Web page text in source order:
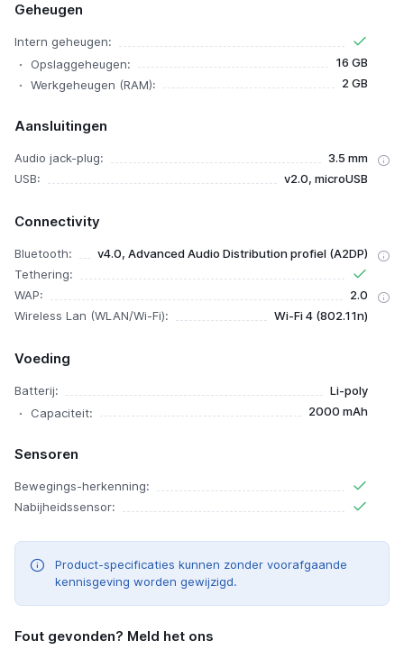
Geheugen
Intern geheugen:
Opslaggeheugen:
16 GB
Werkgeheugen (RAM):
2 GB
Aansluitingen
Audio jack-plug:
3.5 mm
USB:
v2.0, microUSB
Connectivity
Bluetooth:
v4.0, Advanced Audio Distribution profiel (A2DP)
Tethering:
WAP:
2.0
Wireless Lan (WLAN/Wi-Fi):
Wi-Fi 4 (802.11n)
Voeding
Batterij:
Li-poly
Capaciteit:
2000 mAh
Sensoren
Bewegings-herkenning:
Nabijheidssensor:
Product-specificaties kunnen zonder voorafgaande
kennisgeving worden gewijzigd.
Fout gevonden? Meld het ons